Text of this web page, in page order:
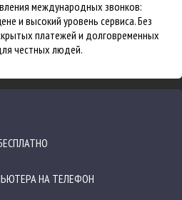
международных звонков:
и высокий уровень сервиса. Без
платежей и долговременных
честных людей.
НА ТЕЛЕФОН